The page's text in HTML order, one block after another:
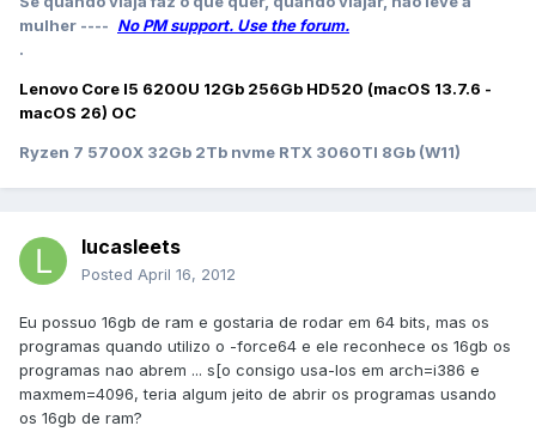
mulher ---- No PM support. Use the forum.
.
Lenovo Core I5 6200U 12Gb 256Gb HD520 (macOS 13.7.6 -
macOS 26) OC
Ryzen 7 5700X 32Gb 2Tb nvme RTX 3060TI 8Gb (W11)
lucasleets
Posted April 16, 2012
Eu possuo 16gb de ram e gostaria de rodar em 64 bits, mas os
programas quando utilizo o -force64 e ele reconhece os 16gb os
programas nao abrem ... s[o consigo usa-los em arch=i386 e
maxmem=4096, teria algum jeito de abrir os programas usando
os 16gb de ram?